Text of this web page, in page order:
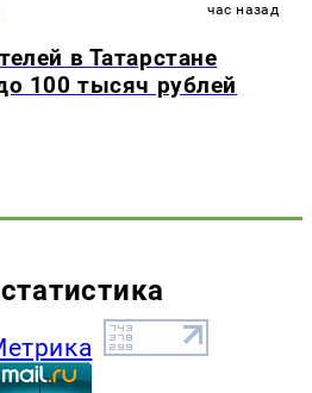
час назад
в Татарстане
100 тысяч рублей